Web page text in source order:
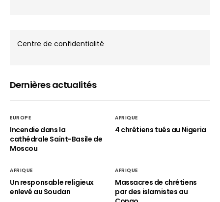
Centre de confidentialité
Dernières actualités
EUROPE
Incendie dans la
cathédrale Saint-Basile de
Moscou
AFRIQUE
4 chrétiens tués au Nigeria
AFRIQUE
Un responsable religieux
enlevé au Soudan
AFRIQUE
Massacres de chrétiens
par des islamistes au